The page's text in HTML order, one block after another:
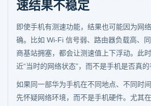
速结果不稳定
即使手机有测速功能，结果也可能因为网
确。比如 Wi-Fi 信号弱、路由器负载高、
商基站拥塞，都会让测速值上下浮动。此
近“当时的网络状态”，而不是手机是否真的
如果同一部华为手机在不同地点、不同时
先怀疑网络环境，而不是手机硬件。尤其